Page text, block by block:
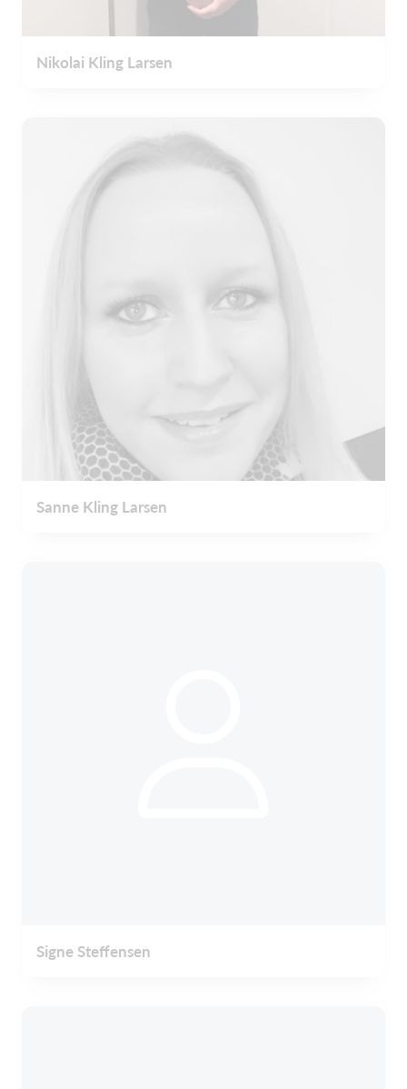
Nikolai Kling Larsen
Sanne Kling Larsen
Signe Steffensen